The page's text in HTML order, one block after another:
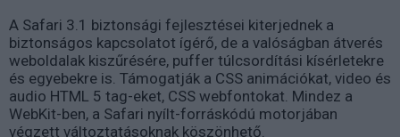
A Safari 3.1 biztonsági fejlesztései kiterjednek a
biztonságos kapcsolatot ígérő, de a valóságban átverés
weboldalak kiszűrésére, puffer túlcsordítási kísérletekre
és egyebekre is. Támogatják a CSS animációkat, video és
audio HTML 5 tag-eket, CSS webfontokat. Mindez a
WebKit-ben, a Safari nyílt-forráskódú motorjában
végzett változtatásoknak köszönhető.